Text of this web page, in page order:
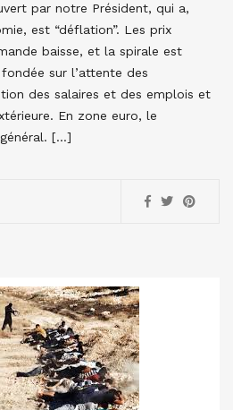
par notre Président, qui a,
est “déflation”. Les prix
baisse, et la spirale est
sur l’attente des
des salaires et des emplois et
En zone euro, le
[…]